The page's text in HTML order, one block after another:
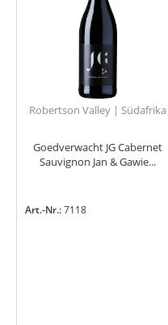
Robertson Valley | Südafrika
Goedverwacht JG Cabernet
Sauvignon Jan & Gawie...
Art.-Nr.:7118